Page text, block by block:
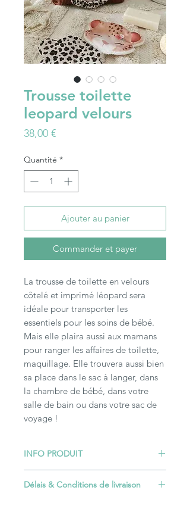
Trousse toilette
leopard velours
38,00 €Prix
Quantité *
Ajouter au panier
Commander et payer
La trousse de toilette en velours
côtelé et imprimé léopard sera
idéale pour transporter les
essentiels pour les soins de bébé.
Mais elle plaira aussi aux mamans
pour ranger les affaires de toilette,
maquillage. Elle trouvera aussi bien
sa place dans le sac à langer, dans
la chambre de bébé, dans votre
salle de bain ou dans votre sac de
voyage !
INFO PRODUIT
Délais & Conditions de livraison